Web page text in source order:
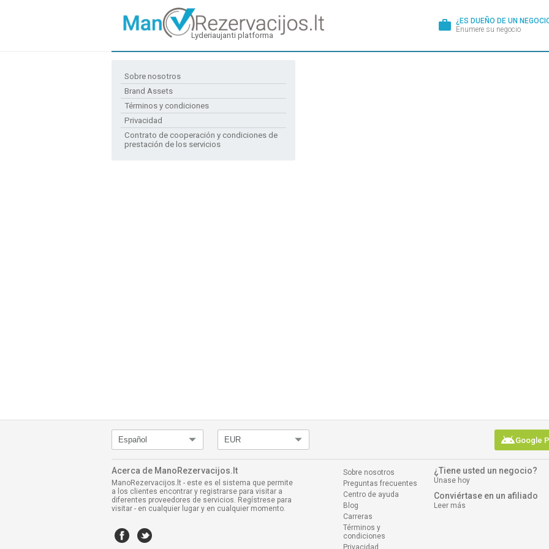
Lyderiaujanti platforma
work ¿ES DUEÑO DE UN
Enumere su negocio
Sobre nosotros
Brand Assets
Términos y condiciones
Privacidad
Contrato de cooperación y condiciones de
prestación de los servicios
androidGoogle
Acerca de ManoRezervacijos.lt
ManoRezervacijos.lt - este es el sistema que permite
a los clientes encontrar y registrarse para visitar a
diferentes proveedores de servicios. Regístrese para
visitar - en cualquier lugar y en cualquier momento.
Sobre nosotros
Preguntas frecuentes
Centro de ayuda
Blog
Carreras
Términos y
condiciones
Privacidad
¿Tiene usted un negocio?
Únase hoy
Conviértase en un afiliado
Leer más